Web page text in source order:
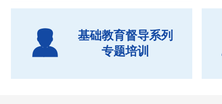

基础教育督导系列
专题培训